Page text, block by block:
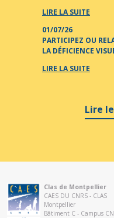
LIRE LA SUITE
01/07/26
PARTICIPEZ OU
LA DÉFICIENCE
LIRE LA SUITE
Lire le
Clas de Montpellier
CAES DU CNRS - CLAS
Montpellier
Bâtiment C - Campus